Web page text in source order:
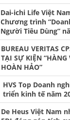
Dai-ichi Life Việt
Chương trình
Người Tiêu Dùng”
BUREAU VERITAS
TẠI SỰ KIỆN “HÀNG
HOÀN HẢO”
HVS Top Doanh
triển kinh tế năm
De Heus Việt Nam